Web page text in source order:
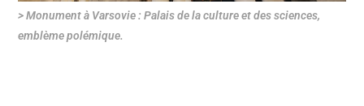
> Monument à Varsovie : Palais de la culture et des sciences,
emblème polémique.